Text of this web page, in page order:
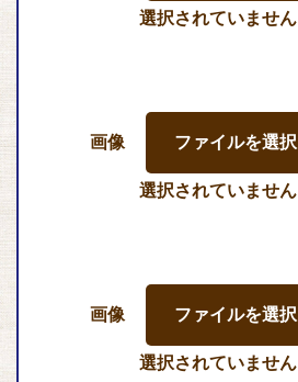
選択されていません
画像 ファイルを選択
選択されていません
画像 ファイルを選択
選択されていません